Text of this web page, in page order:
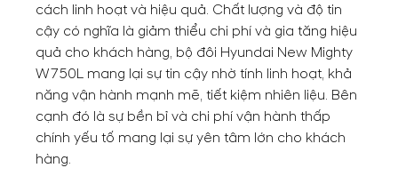
cách linh hoạt và hiệu quả. Chất lượng và độ tin
cậy có nghĩa là giảm thiểu chi phí và gia tăng hiệu
quả cho khách hàng, bộ đôi Hyundai New Mighty
W750L mang lại sự tin cậy nhờ tính linh hoạt, khả
năng vận hành mạnh mẽ, tiết kiệm nhiên liệu. Bên
cạnh đó là sự bền bỉ và chi phí vận hành thấp
chính yếu tố mang lại sự yên tâm lớn cho khách
hàng.